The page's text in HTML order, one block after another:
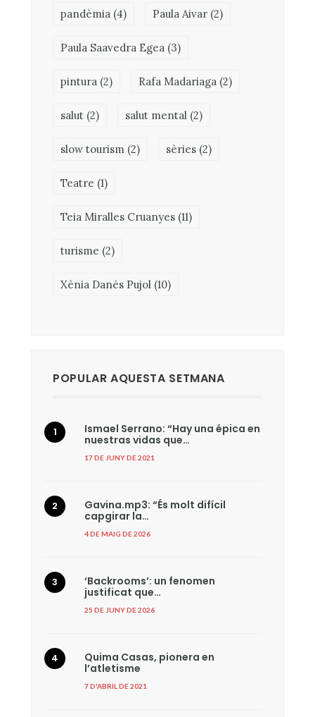
pandèmia (4) Paula Aivar (2)
Paula Saavedra Egea (3)
pintura (2) Rafa Madariaga (2)
salut (2) salut mental (2)
slow tourism (2) sèries (2)
Teatre (1)
Teia Miralles Cruanyes (11)
turisme (2)
Xènia Danés Pujol (10)
POPULAR AQUESTA SETMANA
Ismael Serrano: “Hay una épica en
nuestras vidas que…
17 DE JUNY DE 2021
Gavina.mp3: “És molt difícil
capgirar la…
4 DE MAIG DE 2026
‘Backrooms’: un fenomen
justificat que…
25 DE JUNY DE 2026
Quima Casas, pionera en
l’atletisme
7 D'ABRIL DE 2021